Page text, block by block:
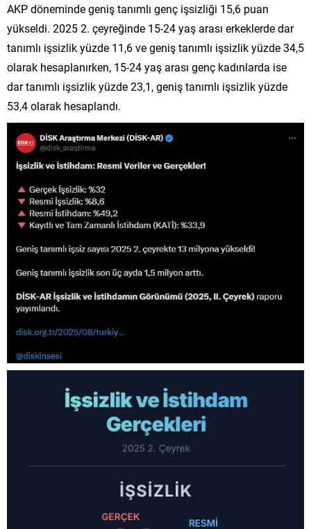
AKP döneminde geniş tanımlı genç işsizliği 15,6 puan
yükseldi. 2025 2. çeyreğinde 15-24 yaş arası erkeklerde dar
tanımlı işsizlik yüzde 11,6 ve geniş tanımlı işsizlik yüzde 34,5
olarak hesaplanırken, 15-24 yaş arası genç kadınlarda ise
dar tanımlı işsizlik yüzde 23,1, geniş tanımlı işsizlik yüzde
53,4 olarak hesaplandı.